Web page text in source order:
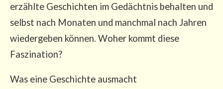
erzähl­te Geschich­ten im Gedächt­nis behal­ten und
selbst nach Mona­ten und manch­mal nach Jah­ren
wie­der­ge­ben kön­nen. Woher kommt die­se
Faszination?
Was eine Geschich­te ausmacht